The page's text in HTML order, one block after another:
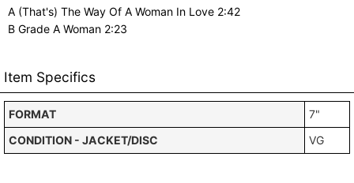
A (That's) The Way Of A Woman In Love 2:42
B Grade A Woman 2:23
Item Specifics
FORMAT
7"
CONDITION - JACKET/DISC
VG